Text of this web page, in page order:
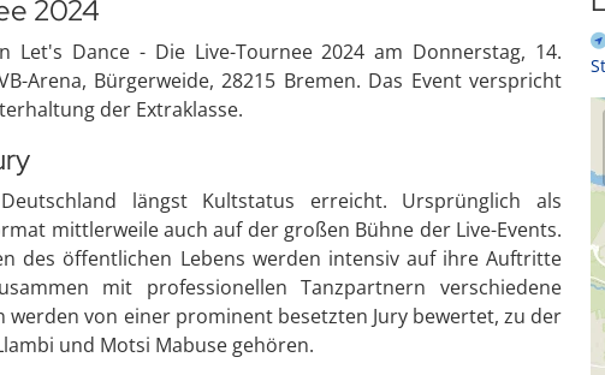
2024
Let's Dance - Die Live-Tournee 2024 am Donnerstag, 14.
Arena, Bürgerweide, 28215 Bremen. Das Event verspricht
der Extraklasse.
längst Kultstatus erreicht. Ursprünglich als
mittlerweile auch auf der großen Bühne der Live-Events.
des öffentlichen Lebens werden intensiv auf ihre Auftritte
mit professionellen Tanzpartnern verschiedene
werden von einer prominent besetzten Jury bewertet, zu der
und Motsi Mabuse gehören.